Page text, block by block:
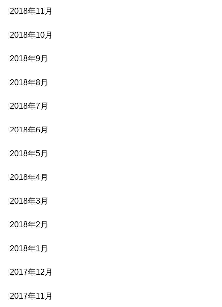
2018年11月
2018年10月
2018年9月
2018年8月
2018年7月
2018年6月
2018年5月
2018年4月
2018年3月
2018年2月
2018年1月
2017年12月
2017年11月